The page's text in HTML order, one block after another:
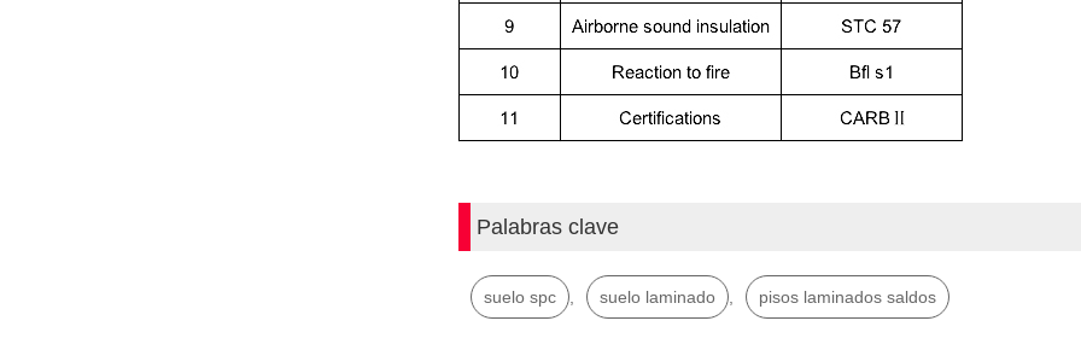
Palabras clave
suelo spc , suelo laminado , pisos laminados saldos